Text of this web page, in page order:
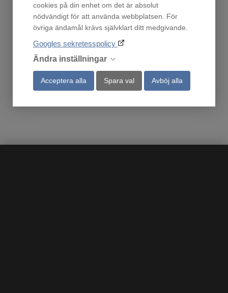
cookies på din enhet om det är absolut
nödvändigt för att använda webbplatsen. För
övriga ändamål krävs självklart ditt medgivande.
Googles sekretesspolicy
Ändra inställningar
Acceptera alla Spara val Avböj alla
H20
Fåtal i lager!
1 695 :-
Köp
Snösläde Lillflingan